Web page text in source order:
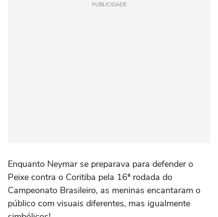
PUBLICIDADE
Enquanto Neymar se preparava para defender o
Peixe contra o Coritiba pela 16ª rodada do
Campeonato Brasileiro, as meninas encantaram o
público com visuais diferentes, mas igualmente